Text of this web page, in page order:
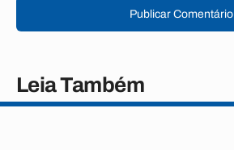
Publicar Comentário
Leia Também